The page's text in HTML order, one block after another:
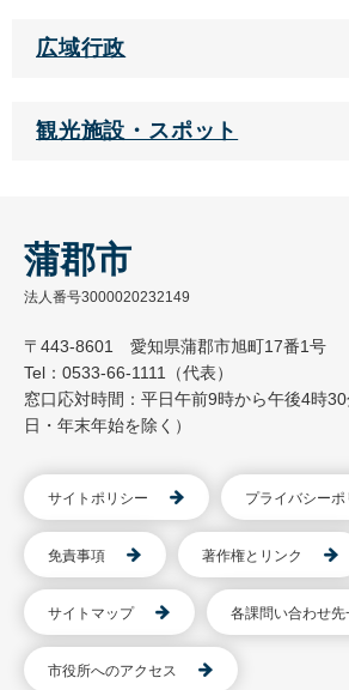
広域行政
観光施設・スポット
蒲郡市
法人番号3000020232149
〒443-8601 愛知県蒲郡市旭町17番1号
Tel：0533-66-1111（代表）
窓口応対時間：平日午前9時から午後4時
日・年末年始を除く）
サイトポリシー プライバシーポ
免責事項 著作権とリンク
サイトマップ 各課問い合わせ先
市役所へのアクセス